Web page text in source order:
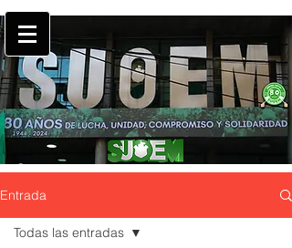
Entrada
Todas las entradas